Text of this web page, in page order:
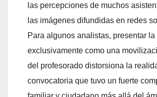
las percepciones de muchos
las imágenes difundidas en redes
Para algunos analistas, presentar la
exclusivamente como una
del profesorado distorsiona la
convocatoria que tuvo un fuerte